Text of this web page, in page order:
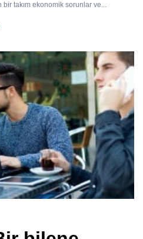
takım ekonomik sorunlar ve...